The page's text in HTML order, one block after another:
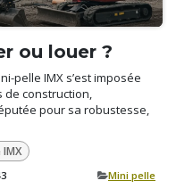
ou louer ?
pelle IMX s’est imposée
de construction,
pour sa robustesse,
​Mini pelle